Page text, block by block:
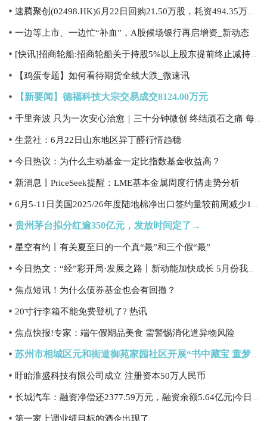
一边等上市、一边忙“补血”，A股候场银行再启增资_新动态
【鸡蛋专题】如何看待期货全线大跌_微速讯
【新要闻】德福科技大宗交易成交8124.00万元
生意社：6月22日山东地区异丁醛行情趋稳
今日热议：为什么主动基金一定比指数基金收益高？
新消息丨PriceSeek提醒：LME基本金属周度行情走势分析
贵州茅台拟分红逾350亿元，发放时间定了→
星空有约丨有关夏至日的一个真“最”和三个假“最”
焦点短讯！为什么债券基金也会有回撤？
20寸行李箱不能免费登机了? 热讯
焦点快报!专家：端午假期品美食 需警惕消化道异物风险
盱眙淮盛科技有限公司成立 注册资本50万人民币
第一家上调业绩目标的酒企出现了